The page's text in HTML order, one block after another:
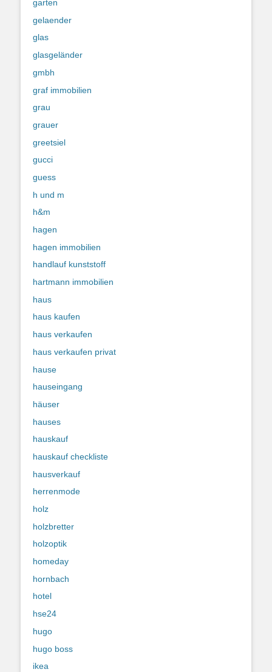
garten
gelaender
glas
glasgeländer
gmbh
graf immobilien
grau
grauer
greetsiel
gucci
guess
h und m
h&m
hagen
hagen immobilien
handlauf kunststoff
hartmann immobilien
haus
haus kaufen
haus verkaufen
haus verkaufen privat
hause
hauseingang
häuser
hauses
hauskauf
hauskauf checkliste
hausverkauf
herrenmode
holz
holzbretter
holzoptik
homeday
hornbach
hotel
hse24
hugo
hugo boss
ikea